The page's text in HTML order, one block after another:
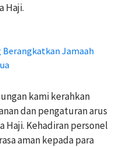
Haji.
Jamaah
kami kerahkan
dan pengaturan arus
Haji. Kehadiran personel
aman kepada para